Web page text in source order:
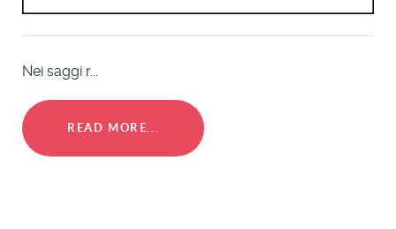
Nei saggi r...
READ MORE...